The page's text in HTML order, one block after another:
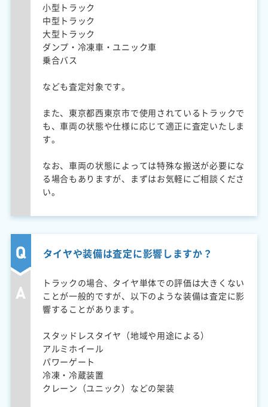
小型トラック
中型トラック
大型トラック
ダンプ・冷凍車・ユニック車
乗合バス
なども査定対象です。
また、東京都西東京市で使用されているトラックで
も、車両の状態や仕様に応じて適正に査定いたしま
す。
なお、車両の状態によっては特殊な搬送が必要にな
る場合もありますが、まずはお気軽にご相談くださ
い。
タイヤや装備は査定に影響しますか？
トラックの場合、タイヤ単体での評価は大きくない
ことが一般的ですが、以下のような装備は査定に影
響することがあります。
スタッドレスタイヤ（地域や用途による）
アルミホイール
パワーゲート
冷凍・冷蔵装置
クレーン（ユニック）などの架装